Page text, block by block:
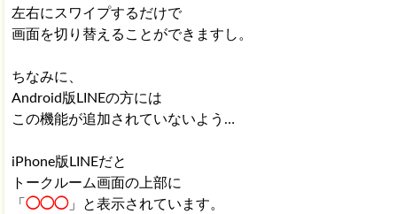
左右にスワイプするだけで
画面を切り替えることができますし。
ちなみに、
Android版LINEの方には
この機能が追加されていないよう…
iPhone版LINEだと
トークルーム画面の上部に
「 ◯◯◯」と表示されています。